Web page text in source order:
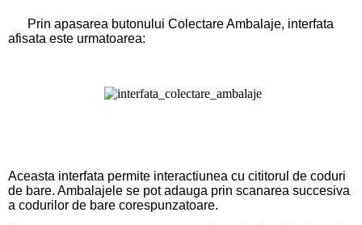
Prin apasarea butonului Colectare Ambalaje, interfata
afisata este urmatoarea:
Aceasta interfata permite interactiunea cu cititorul de coduri
de bare. Ambalajele se pot adauga prin scanarea succesiva
a codurilor de bare corespunzatoare.